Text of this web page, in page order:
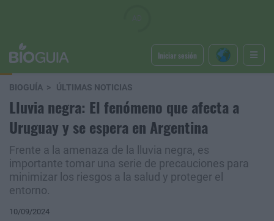
Iniciar sesión
BIOGUÍA ÚLTIMAS NOTICIAS
Lluvia negra: El fenómeno que afecta a
Uruguay y se espera en Argentina
Frente a la amenaza de la lluvia negra, es
importante tomar una serie de precauciones para
minimizar los riesgos a la salud y proteger el
entorno.
10/09/2024